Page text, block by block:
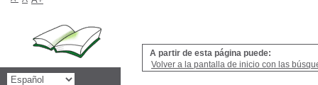
A partir de esta página puede:
Volver a la pantalla de inicio con las